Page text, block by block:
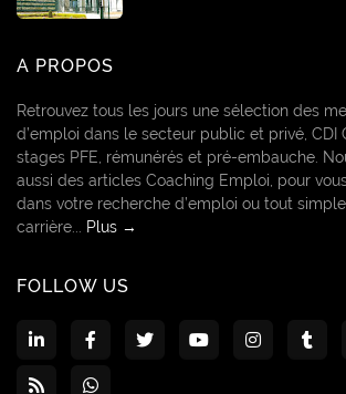
A PROPOS
Retrouvez tous les jours une sélection des
d’emploi dans le secteur public et privé, CDI
stages PFE, rémunérés et pré-embauche.
aussi des articles Coaching Emploi, pour
dans votre recherche d’emploi ou tout
carrière... Plus →
FOLLOW US